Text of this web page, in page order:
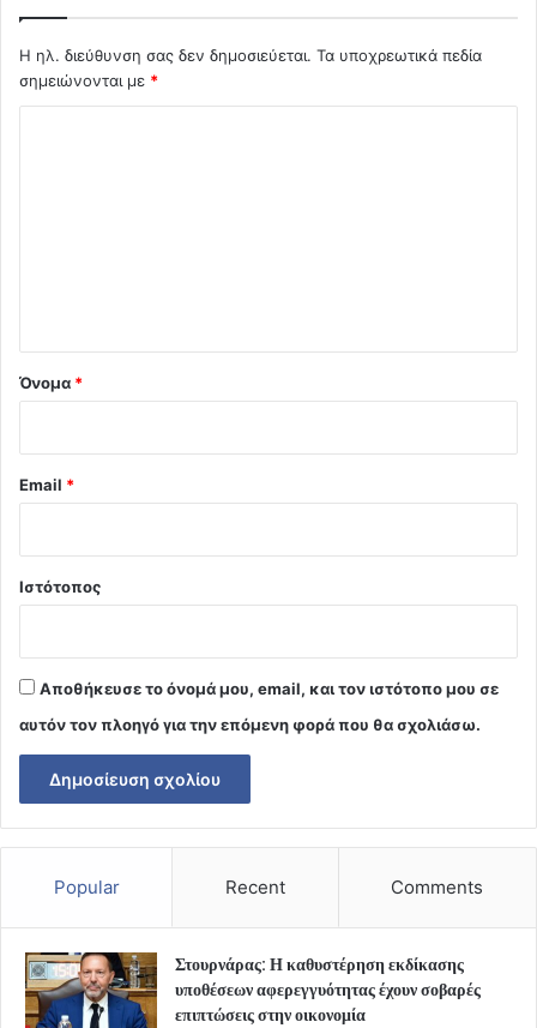
Η ηλ. διεύθυνση σας δεν δημοσιεύεται. Τα υποχρεωτικά πεδία
σημειώνονται με *
Όνομα *
Email *
Ιστότοπος
Αποθήκευσε το όνομά μου, email, και τον ιστότοπο μου σε
αυτόν τον πλοηγό για την επόμενη φορά που θα σχολιάσω.
Popular Recent Comments
Στουρνάρας: Η καθυστέρηση εκδίκασης
υποθέσεων αφερεγγυότητας έχουν σοβαρές
επιπτώσεις στην οικονομία